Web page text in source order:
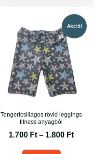
Akció!
Tengericsillagos rövid leggings
fitness anyagból
1.700 Ft – 1.800 Ft